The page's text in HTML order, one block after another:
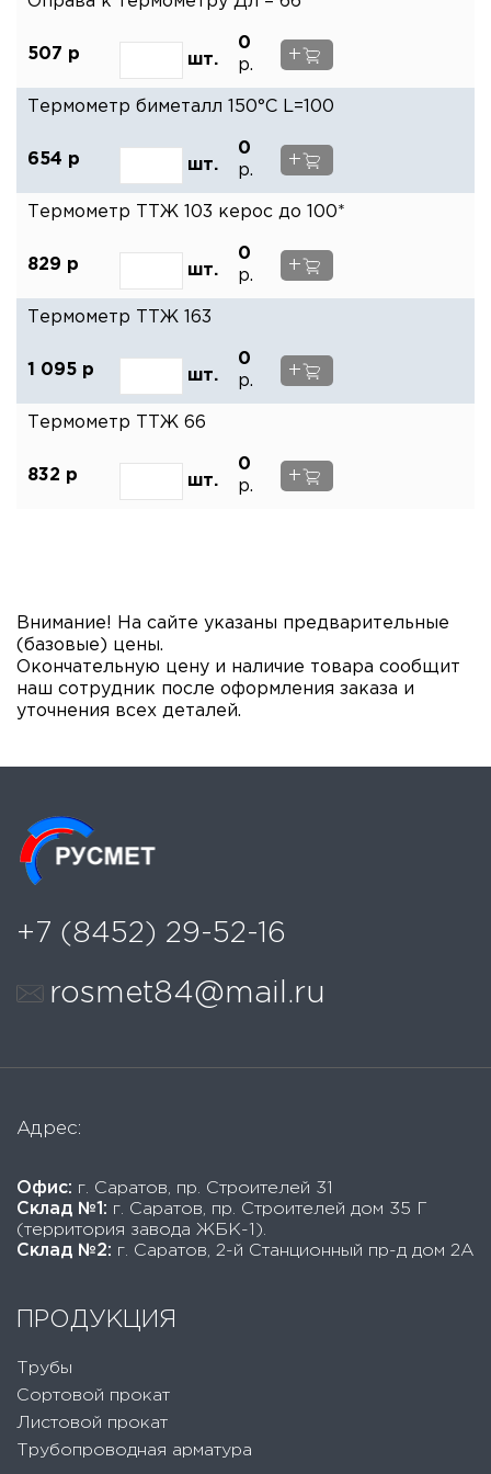
507 р шт.
0
р.
+
Термометр биметалл 150°C L=100
654 р шт.
0
р.
+
Термометр ТТЖ 103 керос до 100*
829 р шт.
0
р.
+
Термометр ТТЖ 163
1 095 р шт.
0
р.
+
Термометр ТТЖ 66
832 р шт.
0
р.
+
Внимание! На сайте указаны предварительные
(базовые) цены.
Окончательную цену и наличие товара сообщит
наш сотрудник после оформления заказа и
уточнения всех деталей.
+7 (8452) 29-52-16
rosmet84@mail.ru
Адрес:
Офис: г. Саратов, пр. Строителей 31
Склад №1: г. Саратов, пр. Строителей дом 35 Г
(территория завода ЖБК-1).
Склад №2: г. Саратов, 2-й Станционный пр-д дом 2А
ПРОДУКЦИЯ
Трубы
Сортовой прокат
Листовой прокат
Трубопроводная арматура
ОТПРАВИТЬ